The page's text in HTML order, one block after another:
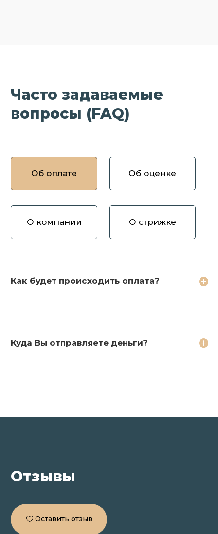
Часто задаваемые
вопросы (FAQ)
Об оплате Об оценке
О компании О стрижке
Как будет происходить оплата?
Куда Вы отправляете деньги?
Как вы оцениваете волосы?
Какое фото необходимо сделать?
Зачем продавать волосы Вам?
Какие бонусы я получу?
Кто будет стричь мои волосы?
Отзывы
Оставить отзыв